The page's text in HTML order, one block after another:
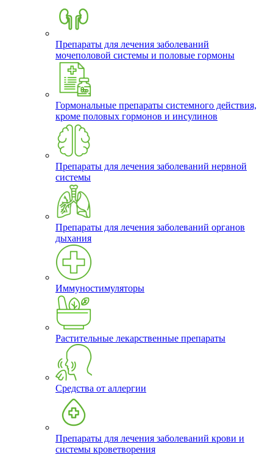
Препараты для лечения заболеваний
мочеполовой системы и половые гормоны
Гормональные препараты системного действия,
кроме половых гормонов и инсулинов
Препараты для лечения заболеваний нервной
системы
Препараты для лечения заболеваний органов
дыхания
Иммуностимуляторы
Растительные лекарственные препараты
Средства от аллергии
Препараты для лечения заболеваний крови и
системы кроветворения